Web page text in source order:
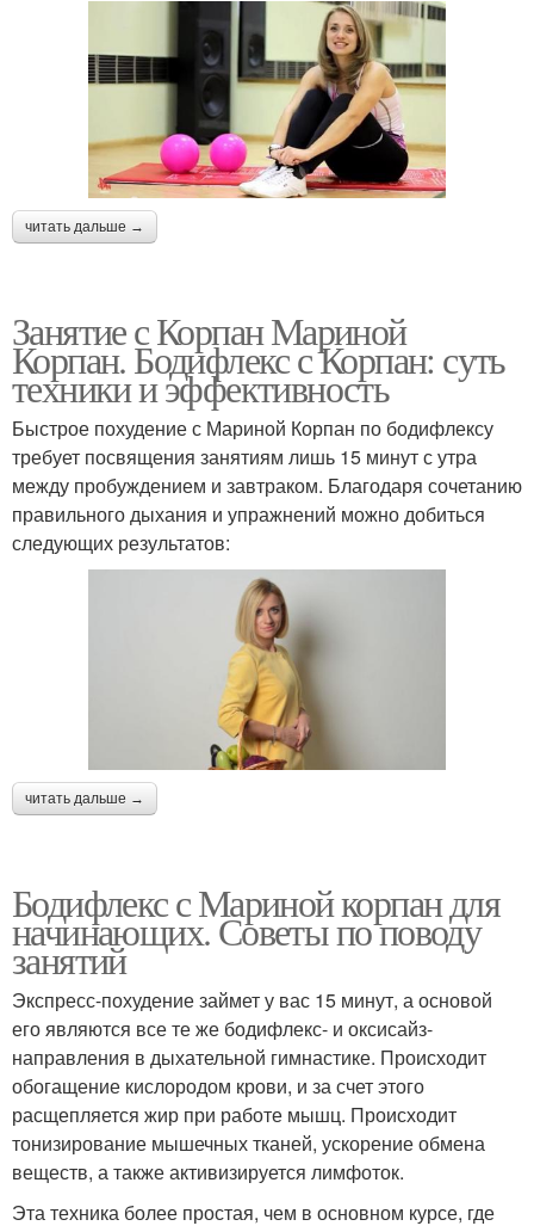
читать дальше →
Занятие с Корпан Мариной
Корпан. Бодифлекс с Корпан: суть
техники и эффективность
Быстрое похудение с Мариной Корпан по бодифлексу
требует посвящения занятиям лишь 15 минут с утра
между пробуждением и завтраком. Благодаря сочетанию
правильного дыхания и упражнений можно добиться
следующих результатов:
читать дальше →
Бодифлекс с Мариной корпан для
начинающих. Советы по поводу
занятий
Экспресс-похудение займет у вас 15 минут, а основой
его являются все те же бодифлекс- и оксисайз-
направления в дыхательной гимнастике. Происходит
обогащение кислородом крови, и за счет этого
расщепляется жир при работе мышц. Происходит
тонизирование мышечных тканей, ускорение обмена
веществ, а также активизируется лимфоток.
Эта техника более простая, чем в основном курсе, где